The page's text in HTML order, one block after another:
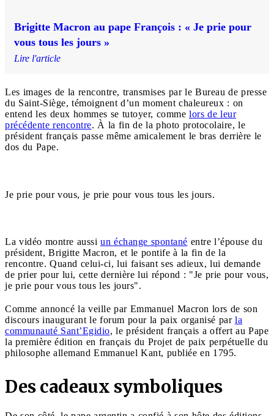
Brigitte Macron au pape François : « Je prie pour
vous tous les jours »
Lire l'article
Les images de la rencontre, transmises par le Bureau de presse
du Saint-Siège, témoignent d’un moment chaleureux : on
entend les deux hommes se tutoyer, comme lors de leur
précédente rencontre. À la fin de la photo protocolaire, le
président français passe même amicalement le bras derrière le
dos du Pape.
Je prie pour vous, je prie pour vous tous les jours.
La vidéo montre aussi un échange spontané entre l’épouse du
président, Brigitte Macron, et le pontife à la fin de la
rencontre. Quand celui-ci, lui faisant ses adieux, lui demande
de prier pour lui, cette dernière lui répond : "Je prie pour vous,
je prie pour vous tous les jours".
Comme annoncé la veille par Emmanuel Macron lors de son
discours inaugurant le forum pour la paix organisé par la
communauté Sant’Egidio, le président français a offert au Pape
la première édition en français du Projet de paix perpétuelle du
philosophe allemand Emmanuel Kant, publiée en 1795.
Des cadeaux symboliques